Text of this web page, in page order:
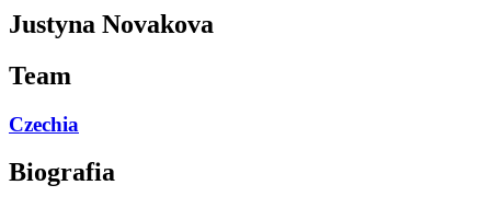
Justyna Novakova
Team
Czechia
Biografia